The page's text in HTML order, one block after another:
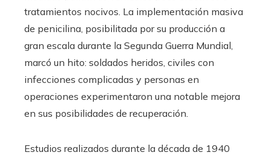
tratamientos nocivos. La implementación masiva
de penicilina, posibilitada por su producción a
gran escala durante la Segunda Guerra Mundial,
marcó un hito: soldados heridos, civiles con
infecciones complicadas y personas en
operaciones experimentaron una notable mejora
en sus posibilidades de recuperación.
Estudios realizados durante la década de 1940